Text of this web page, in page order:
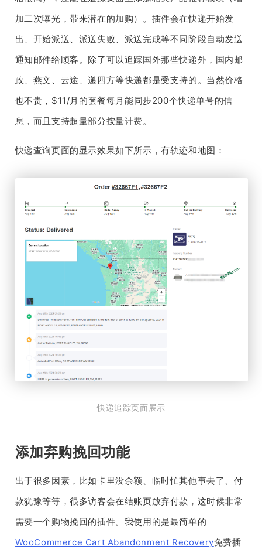
加二次曝光，带来潜在的加购）。插件会在快递开始发
出、开始派送、派送失败、派送完成等不同阶段自动发送
通知邮件给顾客。除了可以追踪国外那些快递外，国内邮
政、燕文、云途、递四方等快递都是受支持的。当然价格
也不贵，$11/月的套餐每月能同步200个快递单号的信
息，而且支持超量部分按量计费。
快递查询页面的显示效果如下所示，有轨迹和地图：
快递追踪页面展示
添加弃购挽回功能
出于很多因素，比如卡里没余额、临时忙其他事去了、付
款犹豫等等，很多访客会在结账页放弃付款，这时候非常
需要一个购物挽回的插件。我使用的是最简单的
WooCommerce Cart Abandonment Recovery免费插